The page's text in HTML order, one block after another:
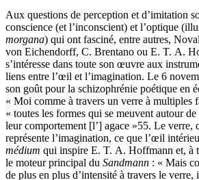
Aux questions de perception et d’imitation
conscience (et l’inconscient) et l’optique
morgana) qui ont fasciné, entre autres,
von Eichendorff, C. Brentano ou E. T. A.
s’intéresse dans toute son œuvre aux
liens entre l’œil et l’imagination. Le 6
son goût pour la schizophrénie poétique en
« Moi comme à travers un verre à multiples
« toutes les formes qui se meuvent autour
leur comportement [l’] agace »55. Le verre,
représente l’imagination, ce que l’œil
médium qui inspire E. T. A. Hoffmann et, à
le moteur principal du Sandmann : « Mais
de plus en plus d’intensité à travers le verre,